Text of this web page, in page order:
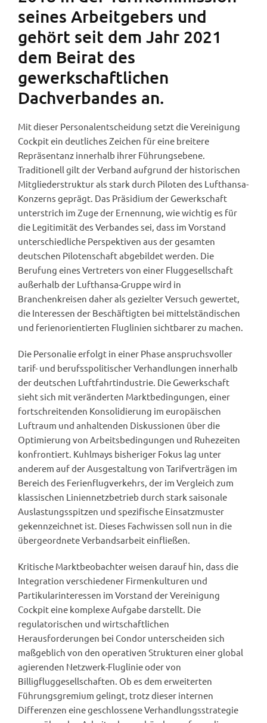
seines Arbeitgebers und
gehört seit dem Jahr 2021
dem Beirat des
gewerkschaftlichen
Dachverbandes an.
Mit dieser Personalentscheidung setzt die Vereinigung
Cockpit ein deutliches Zeichen für eine breitere
Repräsentanz innerhalb ihrer Führungsebene.
Traditionell gilt der Verband aufgrund der historischen
Mitgliederstruktur als stark durch Piloten des Lufthansa-
Konzerns geprägt. Das Präsidium der Gewerkschaft
unterstrich im Zuge der Ernennung, wie wichtig es für
die Legitimität des Verbandes sei, dass im Vorstand
unterschiedliche Perspektiven aus der gesamten
deutschen Pilotenschaft abgebildet werden. Die
Berufung eines Vertreters von einer Fluggesellschaft
außerhalb der Lufthansa-Gruppe wird in
Branchenkreisen daher als gezielter Versuch gewertet,
die Interessen der Beschäftigten bei mittelständischen
und ferienorientierten Fluglinien sichtbarer zu machen.
Die Personalie erfolgt in einer Phase anspruchsvoller
tarif- und berufsspolitischer Verhandlungen innerhalb
der deutschen Luftfahrtindustrie. Die Gewerkschaft
sieht sich mit veränderten Marktbedingungen, einer
fortschreitenden Konsolidierung im europäischen
Luftraum und anhaltenden Diskussionen über die
Optimierung von Arbeitsbedingungen und Ruhezeiten
konfrontiert. Kuhlmays bisheriger Fokus lag unter
anderem auf der Ausgestaltung von Tarifverträgen im
Bereich des Ferienflugverkehrs, der im Vergleich zum
klassischen Liniennetzbetrieb durch stark saisonale
Auslastungsspitzen und spezifische Einsatzmuster
gekennzeichnet ist. Dieses Fachwissen soll nun in die
übergeordnete Verbandsarbeit einfließen.
Kritische Marktbeobachter weisen darauf hin, dass die
Integration verschiedener Firmenkulturen und
Partikularinteressen im Vorstand der Vereinigung
Cockpit eine komplexe Aufgabe darstellt. Die
regulatorischen und wirtschaftlichen
Herausforderungen bei Condor unterscheiden sich
maßgeblich von den operativen Strukturen einer global
agierenden Netzwerk-Fluglinie oder von
Billigfluggesellschaften. Ob es dem erweiterten
Führungsgremium gelingt, trotz dieser internen
Differenzen eine geschlossene Verhandlungsstrategie